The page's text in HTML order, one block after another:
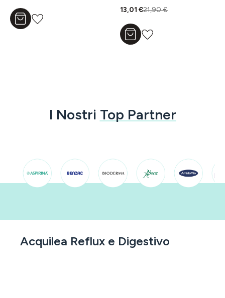
Aggiungi al carrello
13,01 €21,90 €
Aggiungi al carrello
I Nostri Top Partner
Acquilea Reflux e Digestivo